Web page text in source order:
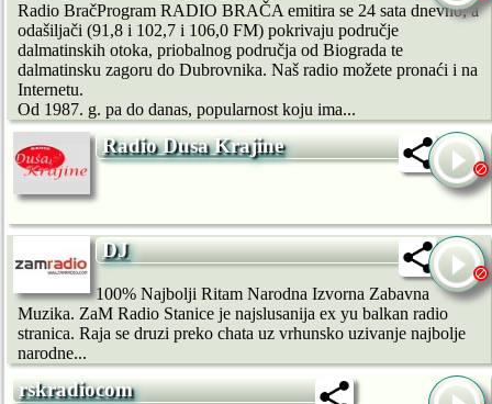
Radio BračProgram RADIO BRAČA emitira se 24 sata dnevno, a
odašiljači (91,8 i 102,7 i 106,0 FM) pokrivaju područje
dalmatinskih otoka, priobalnog područja od Biograda te
dalmatinsku zagoru do Dubrovnika. Naš radio možete pronaći i na
Internetu.
Od 1987. g. pa do danas, popularnost koju ima...
Radio Dusa Krajine
DJ
100% Najbolji Ritam Narodna Izvorna Zabavna
Muzika. ZaM Radio Stanice je najslusanija ex yu balkan radio
stranica. Raja se druzi preko chata uz vrhunsko uzivanje najbolje
narodne...
rskradiocom